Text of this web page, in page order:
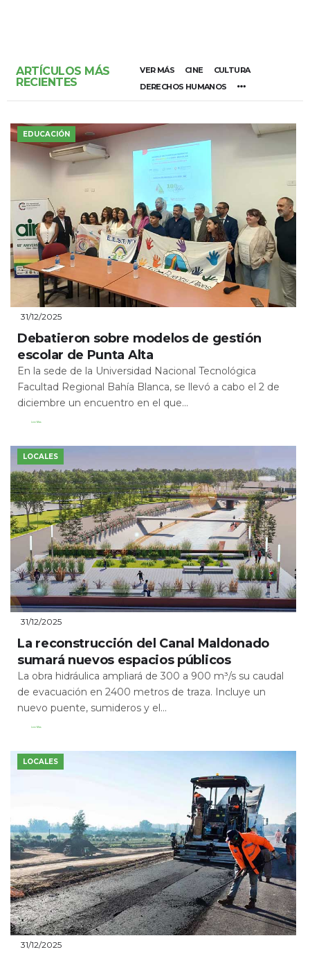
ARTÍCULOS MÁS
RECIENTES
VER MÁS CINE
CULTURA
DERECHOS HUMANOS
EDUCACIÓN
31/12/2025
Debatieron sobre modelos de gestión
escolar de Punta Alta
En la sede de la Universidad Nacional Tecnológica
Facultad Regional Bahía Blanca, se llevó a cabo el 2 de
diciembre un encuentro en el que...
Leer Más
LOCALES
31/12/2025
La reconstrucción del Canal Maldonado
sumará nuevos espacios públicos
La obra hidráulica ampliará de 300 a 900 m³/s su caudal
de evacuación en 2400 metros de traza. Incluye un
nuevo puente, sumideros y el...
Leer Más
LOCALES
31/12/2025